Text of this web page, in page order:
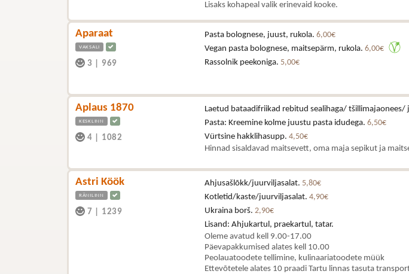
Lisaks kohapeal valik erinevaid kooke.
Aparaat
VAKSALI
3 969
Pasta bolognese, juust, rukola. 6,00€
Vegan pasta bolognese, maitsepärm, rukola. 6,00€
Rassolnik peekoniga. 5,00€
Aplaus 1870
KESKLINN
4 1082
Laetud bataadifriikad rebitud sealihaga/
Pasta: Kreemine kolme juustu pasta idudega. 6,50€
Vürtsine hakklihasupp. 4,50€
Hinnad sisaldavad maitsevett, oma maja sepikut ja
Astri Köök
RÄNILINN
7 1239
Ahjusašlõkk/juurviljasalat. 5,80€
Kotletid/kaste/juurviljasalat. 4,90€
Ukraina borš. 2,90€
Lisand: Ahjukartul, praekartul, tatar.
Oleme avatud kell 9.00-17.00
Päevapakkumised alates kell 10.00
Peolauatoodete tellimine, kulinaariatoodete müük
Ettevõtetele alates 10 praadi Tartu linnas tasuta